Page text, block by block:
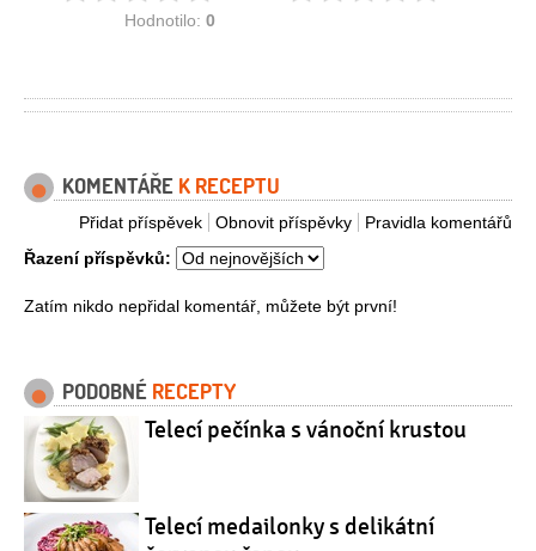
Hodnotilo: 0
KOMENTÁŘE K RECEPTU
Pravidla komentářů
Obnovit příspěvky
Přidat příspěvek
Řazení příspěvků:
Zatím nikdo nepřidal komentář, můžete být první!
PODOBNÉ RECEPTY
Telecí pečínka s vánoční krustou
Telecí medailonky s delikátní